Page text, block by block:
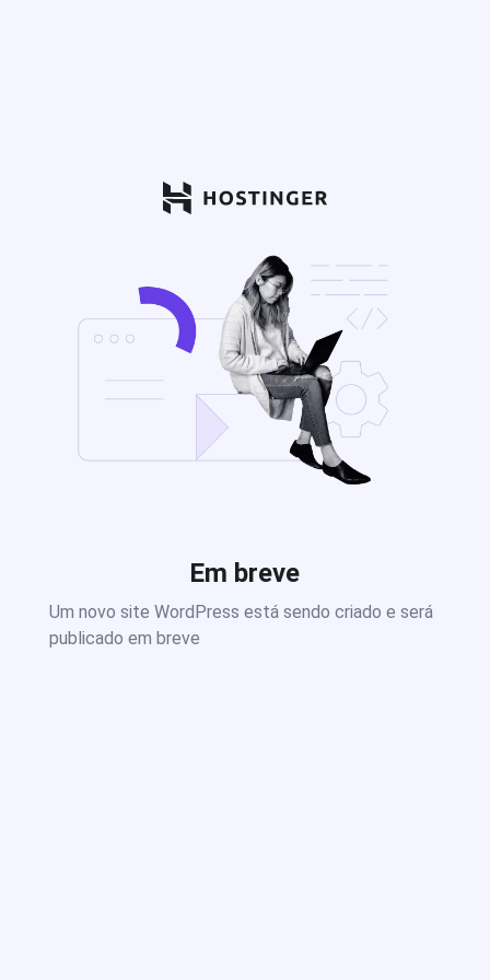
Em breve
Um novo site WordPress está sendo criado e será
publicado em breve